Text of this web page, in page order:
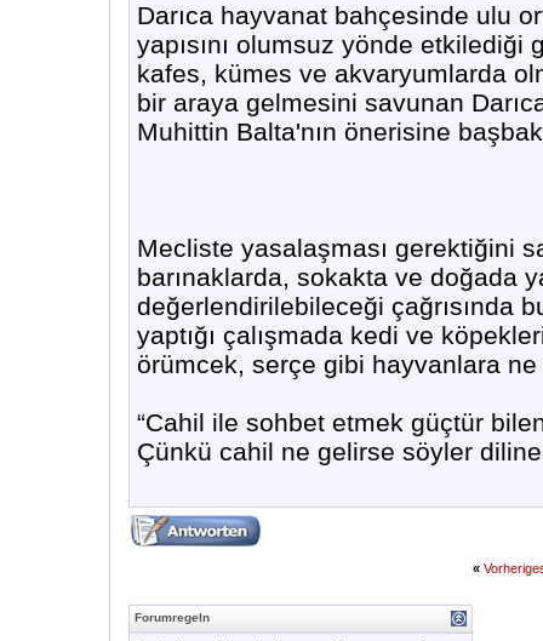
Darıca hayvanat bahçesinde ulu
yapısını olumsuz yönde
kafes, kümes ve akvaryumlarda
bir araya gelmesini savunan
Muhittin Balta'nın önerisine
Mecliste yasalaşması gerektiğini
barınaklarda, sokakta ve doğada
değerlendirilebileceği çağrısında
yaptığı çalışmada kedi ve
örümcek, serçe gibi hayvanlara
“Cahil ile sohbet etmek güçtür
Çünkü cahil ne gelirse söyler
«
Forumregeln